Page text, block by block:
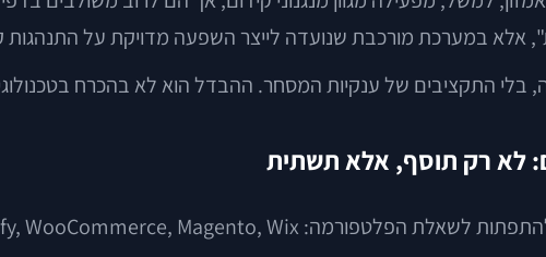
אלא במערכת מורכבת שנועדה לייצר השפעה מדויקת על התנהגות
בלי התקציבים של ענקיות המסחר. ההבדל הוא לא בהכרח
לא רק תוסף, אלא תשתית